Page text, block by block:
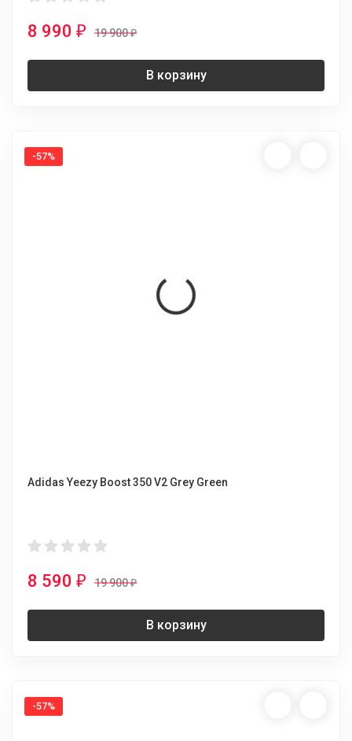
8 990 ₽ 19 900₽
В корзину
-57%
Adidas Yeezy Boost 350 V2 Grey Green
8 590 ₽ 19 900₽
В корзину
-57%